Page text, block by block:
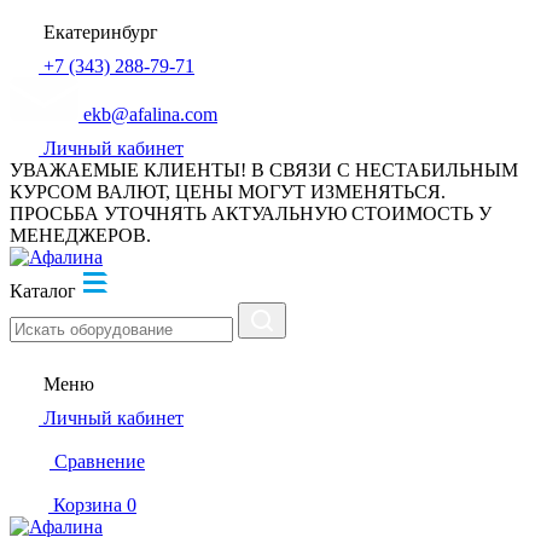
Екатеринбург
+7 (343) 288-79-71
ekb@afalina.com
Личный кабинет
УВАЖАЕМЫЕ КЛИЕНТЫ! В СВЯЗИ С НЕСТАБИЛЬНЫМ
КУРСОМ ВАЛЮТ, ЦЕНЫ МОГУТ ИЗМЕНЯТЬСЯ.
ПРОСЬБА УТОЧНЯТЬ АКТУАЛЬНУЮ СТОИМОСТЬ У
МЕНЕДЖЕРОВ.
Каталог
Меню
Личный кабинет
Сравнение
Корзина 0